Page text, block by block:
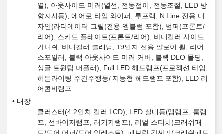
열), 아웃사이드 미러(열선, 전동접이, 전동조절, LED 방
향지시등), 에어로 타입 와이퍼, 루프랙, N Line 전용 디
자인(라디에이터 그릴(전용 엠블럼 포함), 범퍼(프론트/
리어), 스키드 플레이트(프론트/리어), 바디컬러 사이드
가니쉬, 바디컬러 클래딩, 19인치 전용 알로이 휠, 리어
스포일러, 블랙 아웃사이드 미러 커버, 블랙 DLO 몰딩,
싱글 트윈팁 머플러), Full LED 헤드램프(프로젝션 타입,
히든라이팅 주간주행등/ 지능형 헤드램프 포함), LED 리
어콤비램프
내장
클러스터(4.2인치 컬러 LCD), LED 실내등(맵램프, 룸램
프, 선바이저램프, 러기지램프), 리얼 스티치(크래쉬패